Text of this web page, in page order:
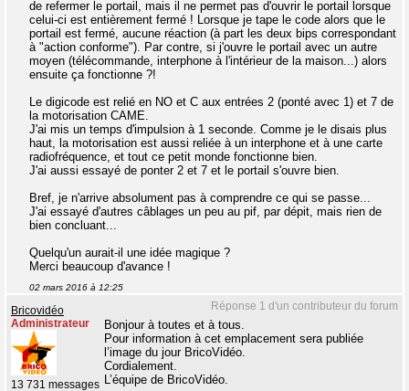
de refermer le portail, mais il ne permet pas d'ouvrir le portail lorsque
celui-ci est entièrement fermé ! Lorsque je tape le code alors que le
portail est fermé, aucune réaction (à part les deux bips correspondant
à "action conforme"). Par contre, si j'ouvre le portail avec un autre
moyen (télécommande, interphone à l'intérieur de la maison...) alors
ensuite ça fonctionne ?!
Le digicode est relié en NO et C aux entrées 2 (ponté avec 1) et 7 de
la motorisation CAME.
J'ai mis un temps d'impulsion à 1 seconde. Comme je le disais plus
haut, la motorisation est aussi reliée à un interphone et à une carte
radiofréquence, et tout ce petit monde fonctionne bien.
J'ai aussi essayé de ponter 2 et 7 et le portail s'ouvre bien.
Bref, je n'arrive absolument pas à comprendre ce qui se passe...
J'ai essayé d'autres câblages un peu au pif, par dépit, mais rien de
bien concluant...
Quelqu'un aurait-il une idée magique ?
Merci beaucoup d'avance !
02 mars 2016 à 12:25
Réponse 1 d'un contributeur du forum
Bricovidéo
Administrateur
13 731 messages
Bonjour à toutes et à tous.
Pour information à cet emplacement sera publiée
l’image du jour BricoVidéo.
Cordialement.
L’équipe de BricoVidéo.